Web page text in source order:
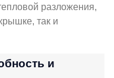
разложения,
так и
и